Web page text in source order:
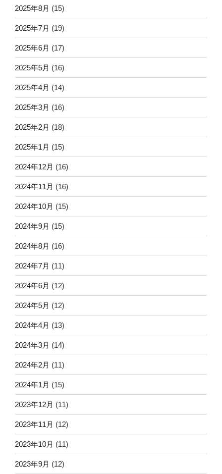
2025年8月 (15)
2025年7月 (19)
2025年6月 (17)
2025年5月 (16)
2025年4月 (14)
2025年3月 (16)
2025年2月 (18)
2025年1月 (15)
2024年12月 (16)
2024年11月 (16)
2024年10月 (15)
2024年9月 (15)
2024年8月 (16)
2024年7月 (11)
2024年6月 (12)
2024年5月 (12)
2024年4月 (13)
2024年3月 (14)
2024年2月 (11)
2024年1月 (15)
2023年12月 (11)
2023年11月 (12)
2023年10月 (11)
2023年9月 (12)